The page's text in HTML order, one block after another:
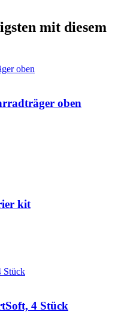
mit diesem
oben
kit
4 Stück